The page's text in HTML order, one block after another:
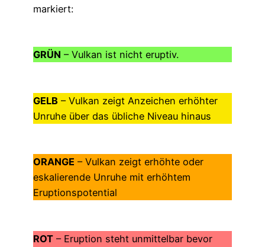
markiert:
GRÜN – Vulkan ist nicht eruptiv.
GELB – Vulkan zeigt Anzeichen erhöhter
Unruhe über das übliche Niveau hinaus
ORANGE – Vulkan zeigt erhöhte oder
eskalierende Unruhe mit erhöhtem
Eruptionspotential
ROT – Eruption steht unmittelbar bevor